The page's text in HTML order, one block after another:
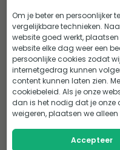
Uitverkocht
72,21
Zilver
Alle slaapmatten
Om je beter en persoonlijker
vergelijkbare technieken.
website goed werkt,
website elke dag weer een
persoonlijke cookies zodat
internetgedrag kunnen
content kunnen laten zien.
cookiebeleid. Als je onze
dan is het nodig dat je onze
weigeren, plaatsen we
Accepteer